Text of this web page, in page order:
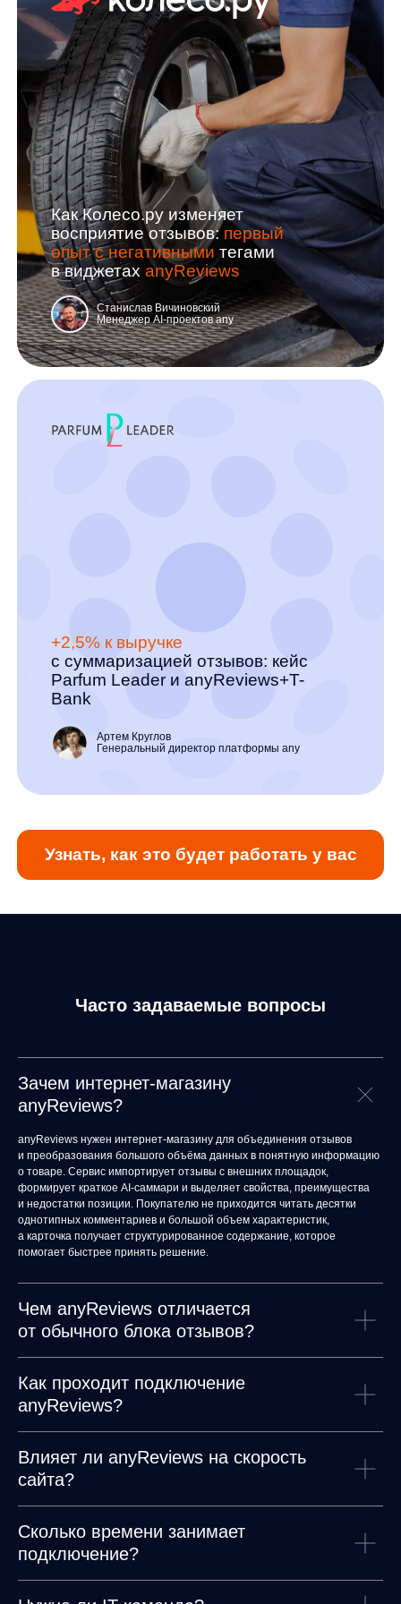
Часто задаваемые вопросы
Зачем интернет-магазину
anyReviews?
anyReviews нужен интернет-магазину для объединения отзывов
и преобразования большого объёма данных в понятную информацию
о товаре. Сервис импортирует отзывы с внешних площадок,
формирует краткое AI-саммари и выделяет свойства, преимущества
и недостатки позиции. Покупателю не приходится читать десятки
однотипных комментариев и большой объем характеристик,
а карточка получает структурированное содержание, которое
помогает быстрее принять решение.
Чем anyReviews отличается
от обычного блока отзывов?
Как проходит подключение
anyReviews?
Влияет ли anyReviews на скорость
сайта?
Сколько времени занимает
подключение?
Повышайте конверсию
магазина с помощью
anyReviews
индивидуальный макет карточки товара,
сделанной с помощью AI бесплатно
anyQuery
anyRecs
anyReviews
anyImages
Блог
по интеграции
Сведения
Контакты
any-hello@tbank.ru
support@diginetica.com
+7 (985) 674-48-98
Вакансии
Документы
Реквизиты
Политика обработки персональных данных
Согласие на обработку персональных данных
Рекомендательные алгоритмы
Деятельность в области ИТ
Согласие на получение рекламных и информационных
Руководство пользователя
Функциональные характеристики программного обеспечения
ПО распространяется в виде интернет-сервиса, специальные действия по